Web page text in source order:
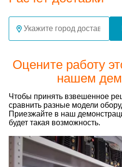
Оцените работу
нашем
Чтобы принять взвешенное
сравнить разные модели
Приезжайте в наш
будет такая возможность.